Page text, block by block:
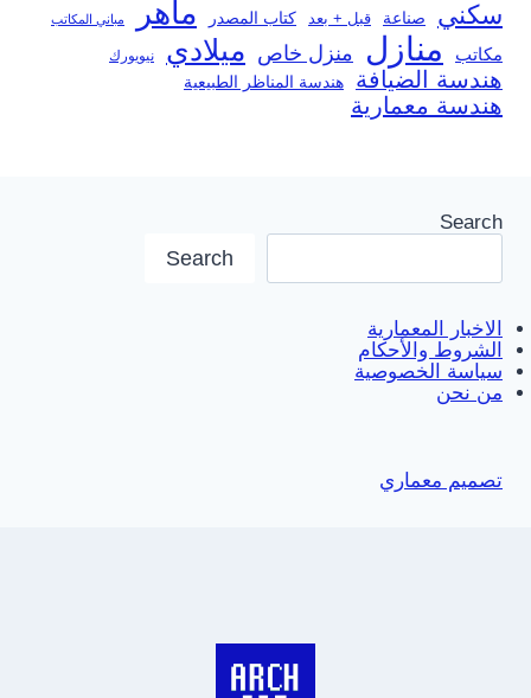
سكني صناعة قبل + بعد كتاب المصدر ماهر مباني المكاتب
مكاتب منازل منزل خاص ميلادي نيويورك
هندسة الضيافة هندسة المناظر الطبيعية
هندسة معمارية
Search
Search
الاخبار المعمارية
الشروط والأحكام
سياسة الخصوصية
من نحن
تصميم معماري